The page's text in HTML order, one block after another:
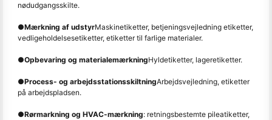
nødudgangsskilte.
●Mærkning af udstyrMaskinetiketter, betjeningsvejledning etiketter,
vedligeholdelsesetiketter, etiketter til farlige materialer.
●Opbevaring og materialemærkningHyldetiketter, lageretiketter.
●Process- og arbejdsstationsskiltningArbejdsvejledning, etiketter
på arbejdspladsen.
●Rørmarkning og HVAC-mærkning: retningsbestemte pileatiketter,